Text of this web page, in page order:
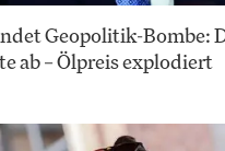
Geopolitik-Bombe:
ab – Ölpreis explodiert